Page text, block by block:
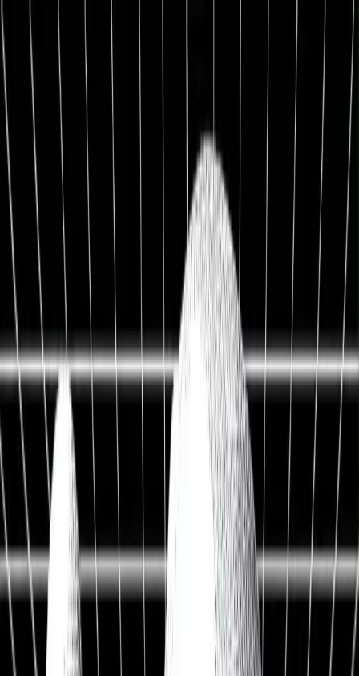
1:1 BETREUUNG
Werde Top 1 % Investor
Persönliche 1:1 Zusammenarbeit — Portfolio-Aufbau,
Strategie & exklusive Co-Investments.
26,8%
Ø Rendite / Jahr
3.129
Millionäre
100K+
Investoren
★★★★★ 4.9/5 98,7%
Weiterempfehlung
Kostenfreies Erstgespräch
Live Workshop
TERMINAL + APIKostenlos
Sieh, was andere nicht sehen
Fair Value, KI-Analysen & Screener zu 20.000+ Aktien —
vertraut von BlackRock, Goldman Sachs & Anthropic.
100M+